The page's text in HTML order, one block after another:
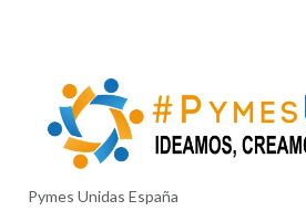
Pymes Unidas España